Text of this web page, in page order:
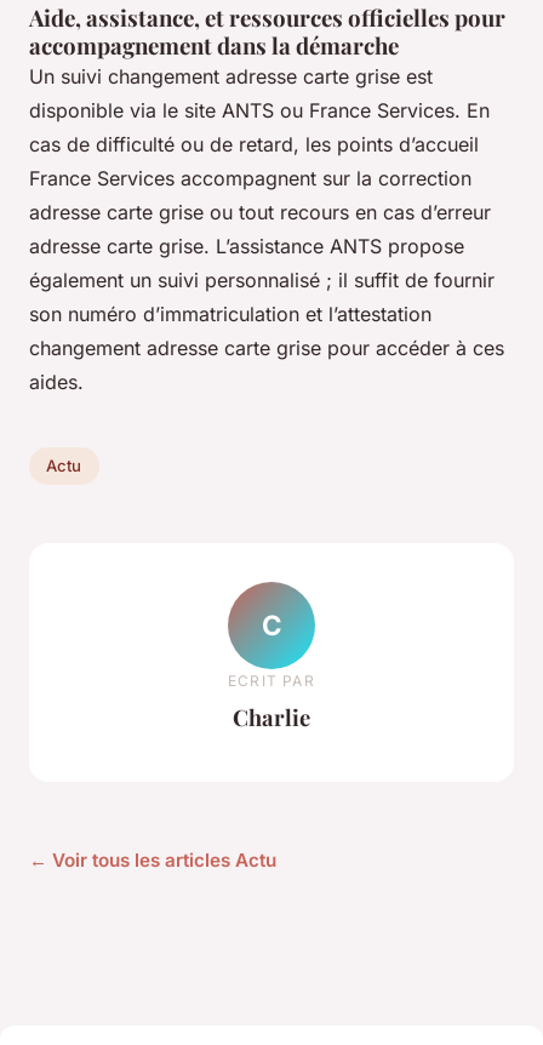
Aide, assistance, et ressources officielles pour
accompagnement dans la démarche
Un suivi changement adresse carte grise est
disponible via le site ANTS ou France Services. En
cas de difficulté ou de retard, les points d’accueil
France Services accompagnent sur la correction
adresse carte grise ou tout recours en cas d’erreur
adresse carte grise. L’assistance ANTS propose
également un suivi personnalisé ; il suffit de fournir
son numéro d’immatriculation et l’attestation
changement adresse carte grise pour accéder à ces
aides.
Actu
C
ECRIT PAR
Charlie
← Voir tous les articles Actu